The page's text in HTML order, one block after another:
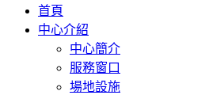
首頁
中心介紹
中心簡介
服務窗口
場地設施